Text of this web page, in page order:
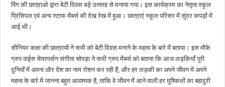
विंग की छात्राओ द्वारा बेटी दिवस बड़े उत्साह से मनाया गया। इस कार्यक्रम का नेतृत्व स्कूल
प्रिंसिपल एवं अन्य स्टाफ मेंबर्स की देख रेख में हुआ। छात्राएं स्कूल परिसर में सुंदर कपड़ों में
आई थी।
सीनियर कक्षा की छात्रायों ने सभी को बेटी दिवस मनाने के महत्व के बारे में बताया। इस मौके
ग्रुप वाईस चेयरपर्सन संगीता चोपड़ा ने सभी ग्रुप मेंबर्स को बताया कि आज लड़कियाँ पूरी
दुनियाँ में अपना और देश का नाम रोशन कर रही हैं, और हर लड़की का अपने जीवन में अपने
महत्व के बारे में जानना बहुत आवश्यक है, ताकि वे जीवन में आने वाली हर मुश्किलों का बहादुरी